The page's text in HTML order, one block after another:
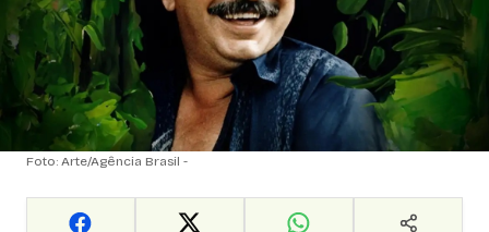
Foto: Arte/Agência Brasil -